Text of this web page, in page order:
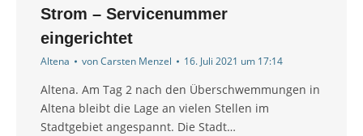
Strom – Servicenummer
eingerichtet
Altena vonCarsten Menzel 16. Juli 2021 um 17:14
Altena. Am Tag 2 nach den Überschwemmungen in
Altena bleibt die Lage an vielen Stellen im
Stadtgebiet angespannt. Die Stadt…